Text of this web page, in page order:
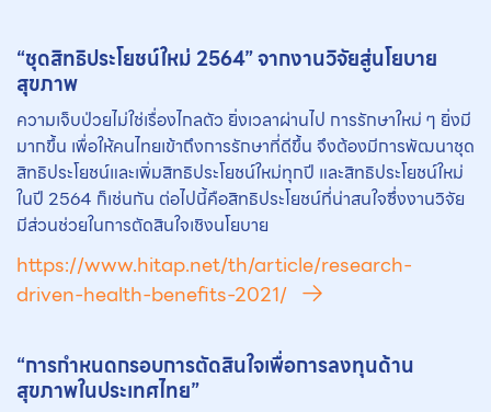
“ชุดสิทธิประโยชน์ใหม่ 2564” จากงานวิจัยสู่นโยบาย
สุขภาพ
ความเจ็บป่วยไม่ใช่เรื่องไกลตัว ยิ่งเวลาผ่านไป การรักษาใหม่ ๆ ยิ่งมี
มากขึ้น เพื่อให้คนไทยเข้าถึงการรักษาที่ดีขึ้น จึงต้องมีการพัฒนาชุด
สิทธิประโยชน์และเพิ่มสิทธิประโยชน์ใหม่ทุกปี และสิทธิประโยชน์ใหม่
ในปี 2564 ก็เช่นกัน ต่อไปนี้คือสิทธิประโยชน์ที่น่าสนใจซึ่งงานวิจัย
มีส่วนช่วยในการตัดสินใจเชิงนโยบาย
https://www.hitap.net/th/article/research-
driven-health-benefits-2021/
“การกำหนดกรอบการตัดสินใจเพื่อการลงทุนด้าน
สุขภาพในประเทศไทย”